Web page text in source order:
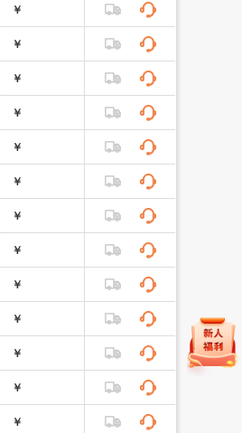
￥
￥
￥
￥
￥
￥
￥
￥
￥
￥
￥
￥
￥